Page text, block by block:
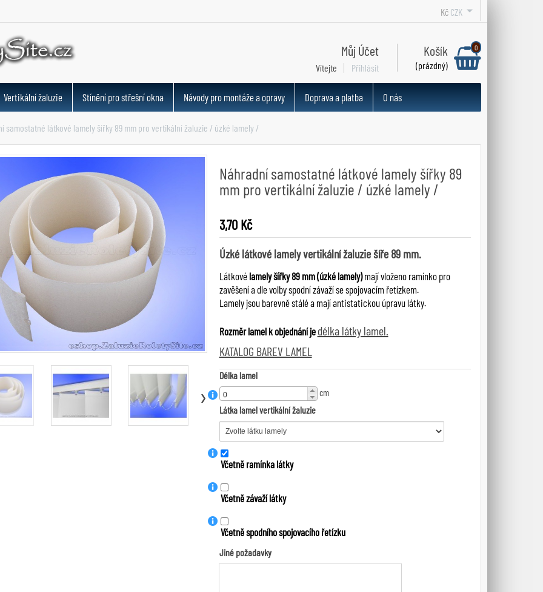
Kč CZK
Košík
(prázdný)
0
Můj Účet
Vítejte Přihlásit
Vertikální žaluzie Stínění pro střešní okna Návody pro montáže a opravy Doprava a platba O nás
samostatné látkové lamely šířky 89 mm pro vertikální žaluzie / úzké lamely /
›
Náhradní samostatné látkové lamely šířky 89
mm pro vertikální žaluzie / úzké lamely /
3,70 Kč
Úzké látkové lamely vertikální žaluzie šíře 89 mm.
Látkové lamely šířky 89 mm (úzké lamely)mají vloženo ramínko pro
zavěšení a dle volby spodní závaží se spojovacím řetízkem.
Lamely jsou barevně stálé a mají antistatickou úpravu látky.
Rozměr lamel k objednání je délka látky lamel.
KATALOG BAREV LAMEL
Délka lamel
cm
Látka lamel vertikální žaluzie
Včetně ramínka látky
Včetně závaží látky
Včetně spodního spojovacího řetízku
Jiné požadavky